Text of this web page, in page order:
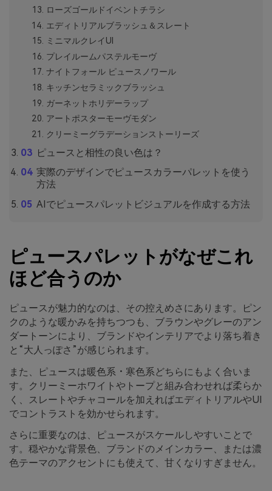
ローズゴールドイベントチラシ
エディトリアルブラッシュ＆スレート
ミニマルクレイUI
プレイルームパステルモーヴ
ナイトフォール ピュースノワール
キッチンセラミックブラッシュ
ガーネットホリデーラップ
アートポスターモーヴモダン
クリーミーグラデーションストーリーズ
ピュースと相性の良い色は？
実際のデザインでピュースカラーパレットを使う
方法
AIでピュースパレットビジュアルを作成する方法
ピュースパレットがなぜこれ
ほど合うのか
ピュースが魅力的なのは、その控えめさにあります。ピン
クのような暖かみを持ちつつも、ブラウンやグレーのアン
ダートーンにより、ブランドやインテリアでより落ち着き
と“大人っぽさ”が感じられます。
また、ピュースは暖色系・寒色系どちらにもよく合いま
す。クリーミーホワイトやトープと組み合わせれば柔らか
く、スレートやチャコールを加えればエディトリアルやUI
でコントラストを効かせられます。
さらに重要なのは、ピュースがスケールしやすいことで
す。穏やかな背景色、ブランドのメインカラー、または濃
色テーマのアクセントにも使えて、甘くなりすぎません。